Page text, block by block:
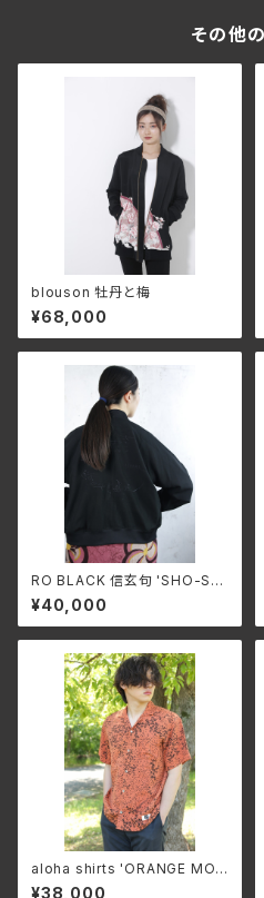
その他
blouson 牡丹と梅
¥68,000
RO BLACK 信玄句 'SHO-SHI
NGEN' single short blouso
n(ragran sleeve)
¥40,000
aloha shirts 'ORANGE MO
MIJI '
¥38,000